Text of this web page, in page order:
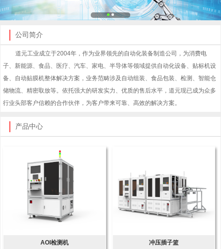
公司简介
道元工业成立于2004年，作为业界领先的自动化装备制造公司，为消费电
子、新能源、食品、医疗、汽车、家电、半导体等领域提供自动化设备、贴标机设
备、自动贴膜机整体解决方案，业务范畴涉及自动组装、食品包装、检测、智能仓
储物流、精密取放等。依托强大的研发实力、优质的售后水平，道元现已成为众多
行业头部客户信赖的合作伙伴，为客户带来可靠、高效的解决方案。
产品中心
AOI检测机 冲压插子篮